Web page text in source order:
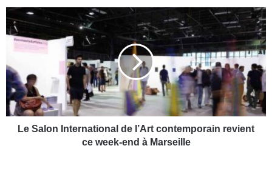
é
e
s
o
u
l
e
L
e
S
l
o
n
n
Le Salon International de l’Art contemporain revient
ce week-end à Marseille